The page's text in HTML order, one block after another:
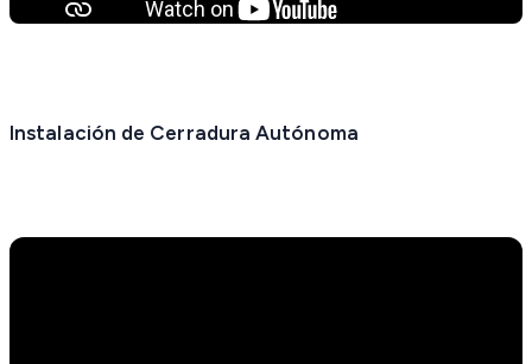
Instalación de Cerradura Autónoma